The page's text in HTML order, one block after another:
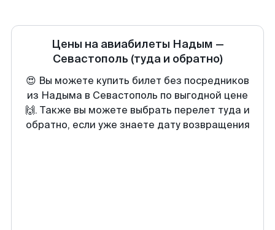
Цены на авиабилеты Надым —
Севастополь (туда и обратно)
😍 Вы можете купить билет без посредников
из Надыма в Севастополь по выгодной цене
🙌. Также вы можете выбрать перелет туда и
обратно, если уже знаете дату возвращения